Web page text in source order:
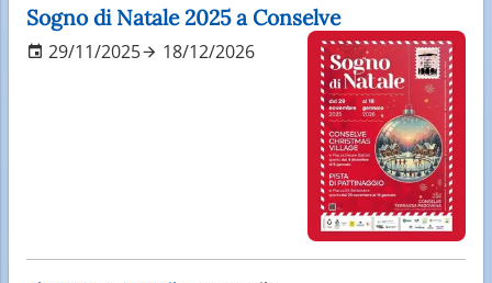
Sogno di Natale 2025 a Conselve
29/11/2025 18/12/2026